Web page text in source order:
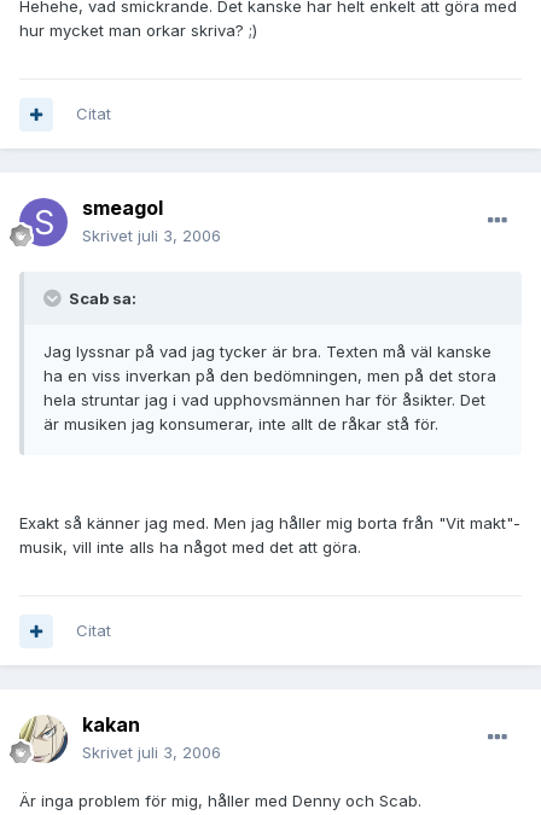
Hehehe, vad smickrande. Det kanske har helt enkelt att göra med
hur mycket man orkar skriva? ;)
Citat
smeagol
Skrivet juli 3, 2006
Scab sa:
Jag lyssnar på vad jag tycker är bra. Texten må väl kanske
ha en viss inverkan på den bedömningen, men på det stora
hela struntar jag i vad upphovsmännen har för åsikter. Det
är musiken jag konsumerar, inte allt de råkar stå för.
Exakt så känner jag med. Men jag håller mig borta från "Vit makt"-
musik, vill inte alls ha något med det att göra.
Citat
kakan
Skrivet juli 3, 2006
Är inga problem för mig, håller med Denny och Scab.